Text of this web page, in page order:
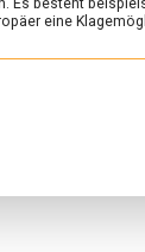
und
Berliner
Es besteht
eine
ist